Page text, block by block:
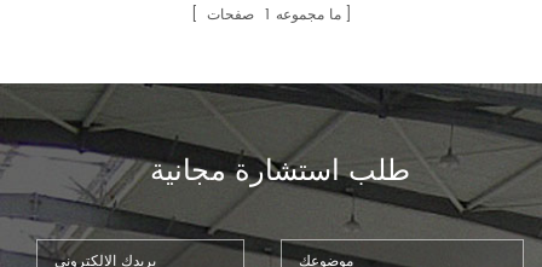
شعبية جداً ومستقرة جداً. إن آلتنا
كما يمكننا تثبيت دعم خلفي يمكنك
استخدامه جعل قطع القطع تنزلق
بسهولة على الأرض دون إيذاء.10
ما مجموعه 1 صفحات
طلب استشارة مجانية